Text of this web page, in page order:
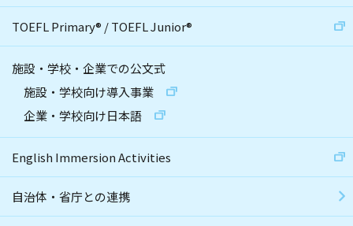
TOEFL Primary® /TOEFL Junior®
施設・学校・企業での公文式
施設・学校向け導入事業
企業・学校向け日本語
English Immersion Activities
自治体・省庁との連携